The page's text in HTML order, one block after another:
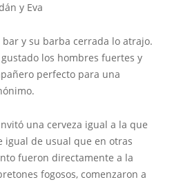
y Eva
y su barba cerrada lo atrajo.
los hombres fuertes y
perfecto para una
una cerveza igual a la que
igual de usual que en otras
fueron directamente a la
fogosos, comenzaron a